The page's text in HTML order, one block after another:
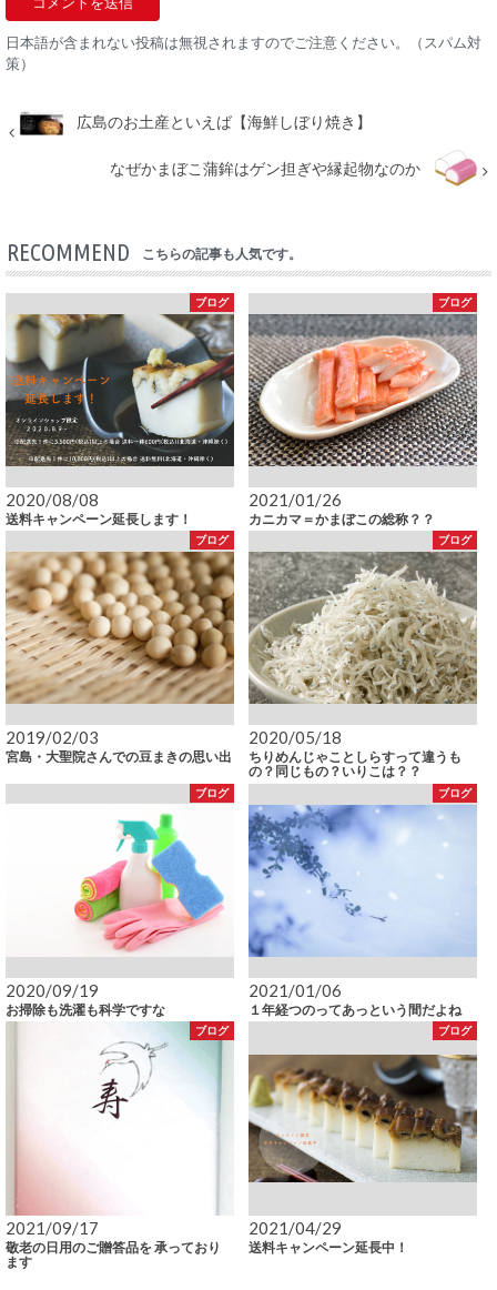
日本語が含まれない投稿は無視されますのでご注意ください。（スパム対
策）
広島のお土産といえば【海鮮しぼり焼き】
なぜかまぼこ蒲鉾はゲン担ぎや縁起物なのか
RECOMMEND こちらの記事も人気です。
ブログ
2020/08/08
送料キャンペーン延長します！
ブログ
2021/01/26
カニカマ＝かまぼこの総称？？
ブログ
2019/02/03
宮島・大聖院さんでの豆まきの思い出
ブログ
2020/05/18
ちりめんじゃことしらすって違うも
の？同じもの？いりこは？？
ブログ
2020/09/19
お掃除も洗濯も科学ですな
ブログ
2021/01/06
１年経つのってあっという間だよね
ブログ
2021/09/17
敬老の日用のご贈答品を 承っており
ます
ブログ
2021/04/29
送料キャンペーン延長中！